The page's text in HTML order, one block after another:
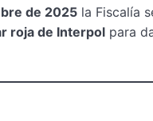
de 2025 la Fiscalía
roja de Interpol para